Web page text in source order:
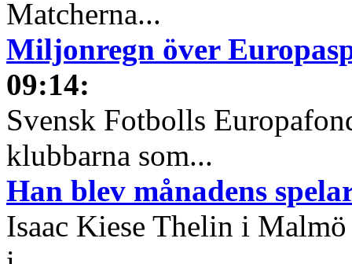
Matcherna...
Miljonregn över
09:14:
Svensk Fotbolls
klubbarna som...
Han blev månadens
Isaac Kiese Thelin i